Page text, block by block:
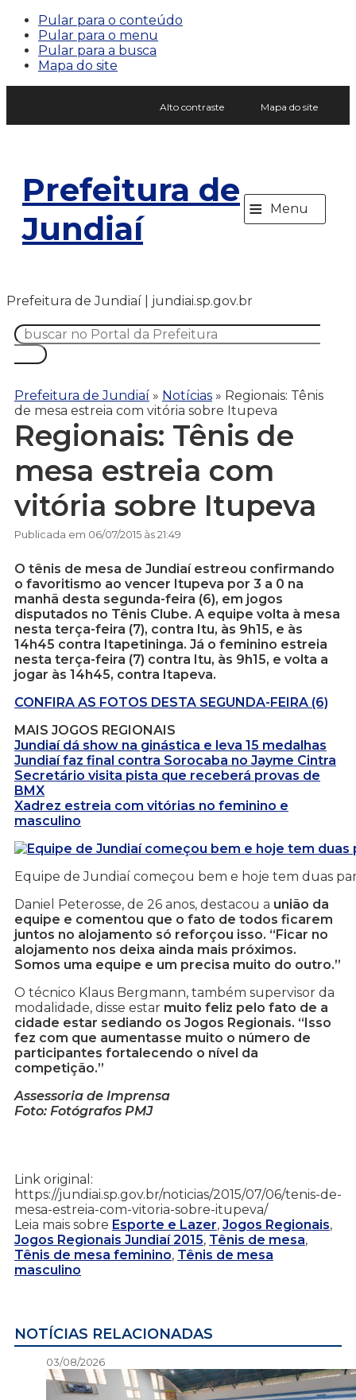
Pular para o conteúdo
Pular para o menu
Pular para a busca
Mapa do site
Alto contraste Mapa do site
Prefeitura de
Jundiaí
≡ Menu
Prefeitura de Jundiaí | jundiai.sp.gov.br
Prefeitura de Jundiaí » Notícias » Regionais: Tênis
de mesa estreia com vitória sobre Itupeva
Regionais: Tênis de
mesa estreia com
vitória sobre Itupeva
Publicada em 06/07/2015 às 21:49
O tênis de mesa de Jundiaí estreou confirmando
o favoritismo ao vencer Itupeva por 3 a 0 na
manhã desta segunda-feira (6), em jogos
disputados no Tênis Clube. A equipe volta à mesa
nesta terça-feira (7), contra Itu, às 9h15, e às
14h45 contra Itapetininga. Já o feminino estreia
nesta terça-feira (7) contra Itu, às 9h15, e volta a
jogar às 14h45, contra Itapeva.
CONFIRA AS FOTOS DESTA SEGUNDA-FEIRA (6)
MAIS JOGOS REGIONAIS
Jundiaí dá show na ginástica e leva 15 medalhas
Jundiaí faz final contra Sorocaba no Jayme Cintra
Secretário visita pista que receberá provas de
BMX
Xadrez estreia com vitórias no feminino e
masculino
Equipe de Jundiaí começou bem e hoje tem duas
Daniel Peterosse, de 26 anos, destacou a união da
equipe e comentou que o fato de todos ficarem
juntos no alojamento só reforçou isso. “Ficar no
alojamento nos deixa ainda mais próximos.
Somos uma equipe e um precisa muito do outro.”
O técnico Klaus Bergmann, também supervisor da
modalidade, disse estar muito feliz pelo fato de a
cidade estar sediando os Jogos Regionais. “Isso
fez com que aumentasse muito o número de
participantes fortalecendo o nível da
competição.”
Assessoria de Imprensa
Foto: Fotógrafos PMJ
Link original:
https://jundiai.sp.gov.br/noticias/2015/07/06/tenis-de-
mesa-estreia-com-vitoria-sobre-itupeva/
Leia mais sobre Esporte e Lazer, Jogos Regionais,
Jogos Regionais Jundiaí 2015, Tênis de mesa,
Tênis de mesa feminino, Tênis de mesa
masculino
NOTÍCIAS RELACIONADAS
03/08/2026